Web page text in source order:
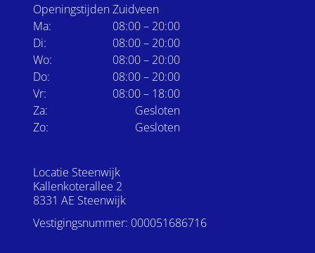
Openingstijden Zuidveen
Ma:
08:00 – 20:00
Di:
08:00 – 20:00
Wo:
08:00 – 20:00
Do:
08:00 – 20:00
Vr:
08:00 – 18:00
Za:
Gesloten
Zo:
Gesloten
Locatie Steenwijk
Kallenkoterallee 2
8331 AE Steenwijk
Vestigingsnummer: 000051686716